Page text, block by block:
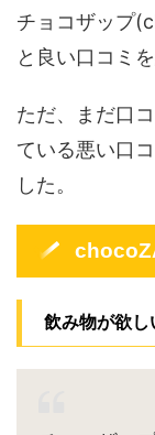
チョコザップ
と良い口コミ
ただ、まだ口
ている悪い口
した。
飲み物が欲し